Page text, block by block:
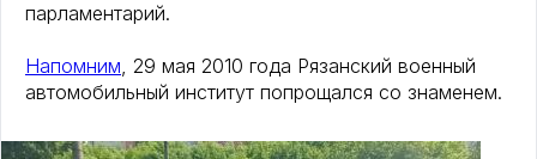
парламентарий.
Напомним, 29 мая 2010 года Рязанский военный
автомобильный институт попрощался со знаменем.